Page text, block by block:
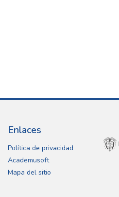
Enlaces
Política de privacidad
Academusoft
Mapa del sitio